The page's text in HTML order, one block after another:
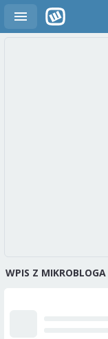
WPIS Z MIKROBLOGA